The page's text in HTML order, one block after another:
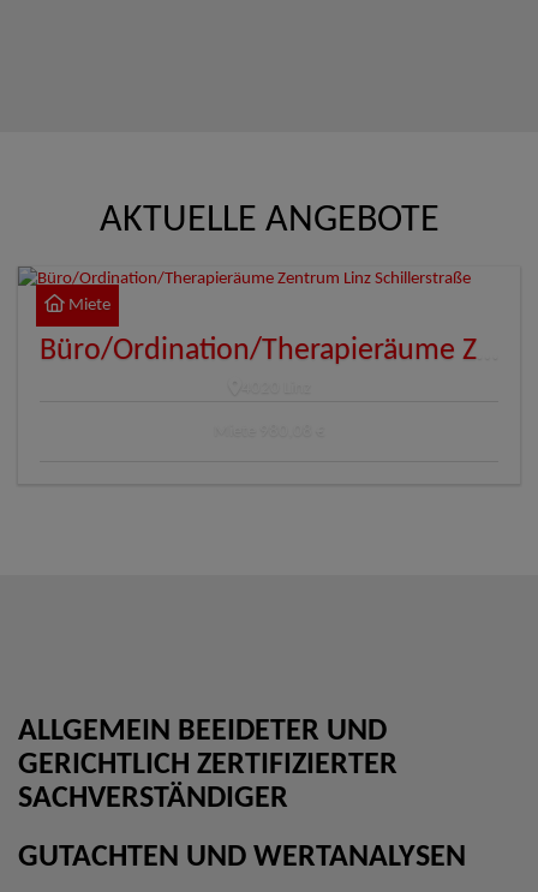
AKTUELLE ANGEBOTE
Miete
ALLGEMEIN BEEIDETER UND
GERICHTLICH ZERTIFIZIERTER
SACHVERSTÄNDIGER
GUTACHTEN UND WERTANALYSEN